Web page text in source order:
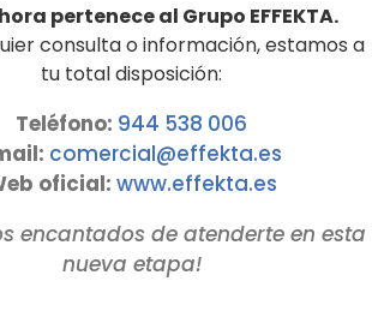
Detalles
pertenece al Grupo EFFEKTA.
consulta o información, estamos a
tu total disposición:
Teléfono: 944 538 006
comercial@effekta.es
oficial: www.effekta.es
encantados de atenderte en esta
nueva etapa!